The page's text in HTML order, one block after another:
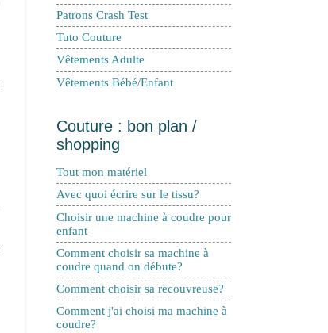
Patrons Crash Test
Tuto Couture
Vêtements Adulte
Vêtements Bébé/Enfant
Couture : bon plan /
shopping
Tout mon matériel
Avec quoi écrire sur le tissu?
Choisir une machine à coudre pour
enfant
Comment choisir sa machine à
coudre quand on débute?
Comment choisir sa recouvreuse?
Comment j'ai choisi ma machine à
coudre?